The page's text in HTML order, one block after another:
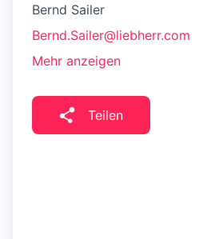
Bernd Sailer
Bernd.Sailer@liebherr.com
Mehr anzeigen
Teilen